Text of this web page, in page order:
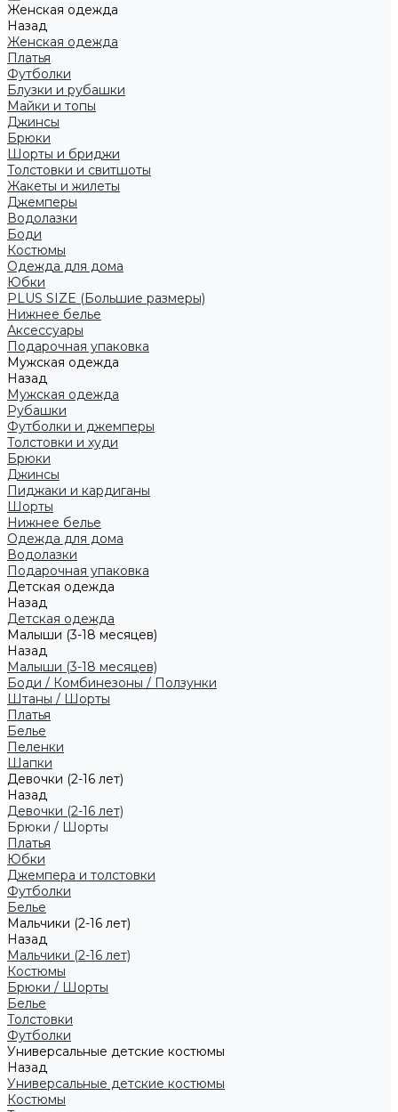
Женская одежда
Назад
Женская одежда
Платья
Футболки
Блузки и рубашки
Майки и топы
Джинсы
Брюки
Шорты и бриджи
Толстовки и свитшоты
Жакеты и жилеты
Джемперы
Водолазки
Боди
Костюмы
Одежда для дома
Юбки
PLUS SIZE (Большие размеры)
Нижнее белье
Аксессуары
Подарочная упаковка
Мужская одежда
Назад
Мужская одежда
Рубашки
Футболки и джемперы
Толстовки и худи
Брюки
Джинсы
Пиджаки и кардиганы
Шорты
Нижнее белье
Одежда для дома
Водолазки
Подарочная упаковка
Детская одежда
Назад
Детская одежда
Малыши (3-18 месяцев)
Назад
Малыши (3-18 месяцев)
Боди / Комбинезоны / Ползунки
Штаны / Шорты
Платья
Белье
Пеленки
Шапки
Девочки (2-16 лет)
Назад
Девочки (2-16 лет)
Брюки / Шорты
Платья
Юбки
Джемпера и толстовки
Футболки
Белье
Мальчики (2-16 лет)
Назад
Мальчики (2-16 лет)
Костюмы
Брюки / Шорты
Белье
Толстовки
Футболки
Универсальные детские костюмы
Назад
Универсальные детские костюмы
Костюмы